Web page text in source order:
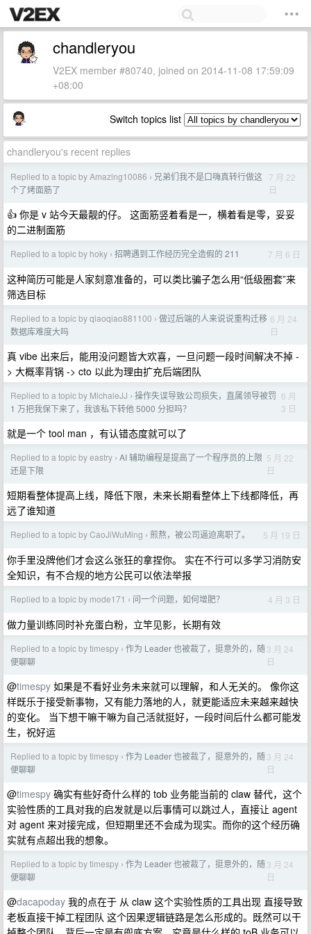
chandleryou
V2EX member #80740, joined on 2014-11-08 17:59:09
+08:00
Switch topics list
chandleryou's recent replies
Replied to a topic by Amazing10086 › 兄弟们我不是口嗨真转行做这
个了烤面筋了
7 月 22
日
👍 你是 v 站今天最靓的仔。 这面筋竖着看是一，横着看是零，妥妥
的二进制面筋
Replied to a topic by hoky › 招聘遇到工作经历完全造假的 211 7 月 6 日
这种简历可能是人家刻意准备的，可以类比骗子怎么用“低级圈套”来
筛选目标
Replied to a topic by qiaoqiao881100 › 做过后端的人来说说重构迁移
数据库难度大吗
6 月 24
日
真 vibe 出来后，能用没问题皆大欢喜，一旦问题一段时间解决不掉 -
> 大概率背锅 -> cto 以此为理由扩充后端团队
Replied to a topic by MichaleJJ › 操作失误导致公司损失，直属领导被罚
1 万把我保下来了，我该私下转他 5000 分担吗？
6 月
3 日
就是一个 tool man ，有认错态度就可以了
Replied to a topic by eastry › AI 辅助编程是提高了一个程序员的上限
还是下限
5 月 22
日
短期看整体提高上线，降低下限，未来长期看整体上下线都降低，再
远了谁知道
Replied to a topic by CaoJiWuMing › 煎熬，被公司逼迫离职了。 5 月 19 日
你手里没牌他们才会这么张狂的拿捏你。 实在不行可以多学习消防安
全知识，有不合规的地方公民可以依法举报
Replied to a topic by mode171 › 问一个问题，如何增肥？ 4 月 3 日
做力量训练同时补充蛋白粉，立竿见影，长期有效
Replied to a topic by timespy › 作为 Leader 也被裁了，挺意外的，随
便聊聊
3 月 24
日
@timespy 如果是不看好业务未来就可以理解，和人无关的。 像你这
样既乐于接受新事物，又有能力落地的人，就更能适应未来越来越快
的变化。 当下想干嘛干嘛为自己活就挺好，一段时间后什么都可能发
生，祝好运
Replied to a topic by timespy › 作为 Leader 也被裁了，挺意外的，随
便聊聊
3 月 24
日
@timespy 确实有些好奇什么样的 tob 业务能当前的 claw 替代，这个
实验性质的工具对我的启发就是以后事情可以跳过人，直接让 agent
对 agent 来对接完成，但短期里还不会成为现实。而你的这个经历确
实就有点超出我的想象。
Replied to a topic by timespy › 作为 Leader 也被裁了，挺意外的，随
便聊聊
3 月 24
日
@dacapoday 我的点在于 从 claw 这个实验性质的工具出现 直接导致
老板直接干掉工程团队 这个因果逻辑链路是怎么形成的。既然可以干